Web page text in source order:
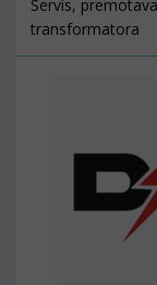
Servis,
transformatora